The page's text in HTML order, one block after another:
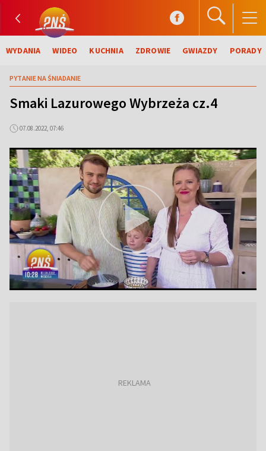
WYDANIA WIDEO KUCHNIA ZDROWIE GWIAZDY PORADY
PYTANIE NA ŚNIADANIE
Smaki Lazurowego Wybrzeża cz.4
07.08.2022, 07:46